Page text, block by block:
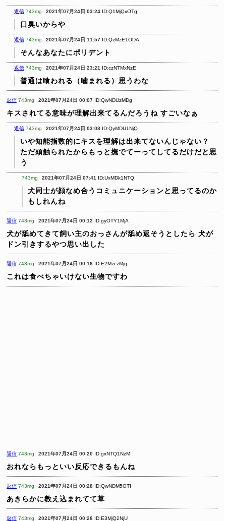
返信 743mg 2021年07月24日 03:24 ID:Q1MjQxOTg
口臭いからや
返信 743mg 2021年07月24日 11:57 ID:QzMzE1ODA
そんなあなたにポリデント
返信 743mg 2021年07月24日 23:21 ID:czNTMxNzE
普通は喰われる（噛まれる）思うわな
返信 743mg 2021年07月24日 00:07 ID:QwNDUzMDg
キスされてる意味が理解出来てるんだろうね すごいなぁ
返信 743mg 2021年07月24日 03:08 ID:QyMDU1NjQ
いや知能指数的にキスを理解は出来てないんじゃない？
ただ頭触られたからもっと撫でてーってしてるだけだと思
う
743mg 2021年07月24日 07:41 ID:UxMDk1NTQ
犬同士が顔なめ合うコミュニケーションと思ってるのか
もしれんね
返信 743mg 2021年07月24日 00:12 ID:gyOTY1MjA
犬が舐めてきて飼い主のおっさんが舐め返そうとしたら 犬が
ドン引きするやつ思い出した
返信 743mg 2021年07月24日 00:16 ID:E2MzczMjg
これは食べちゃいけない生物ですわ
返信 743mg 2021年07月24日 00:20 ID:gxNTQ1NzM
おれならもっといい反応できるもんね
返信 743mg 2021年07月24日 00:28 ID:QwNDM5OTI
あきらかに教え込まれてて草
返信 743mg 2021年07月24日 00:28 ID:E3MjQ2NjU